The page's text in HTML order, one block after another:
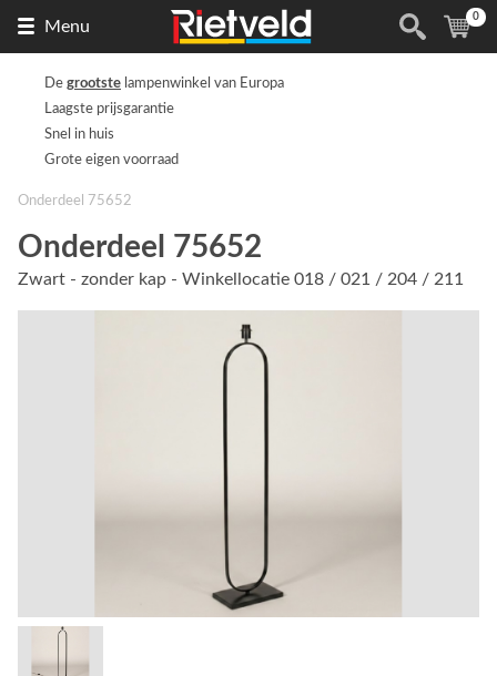
Menu
de
(
0
De grootste lampenwinkel van Europa
Laagste prijsgarantie
Snel in huis
Grote eigen voorraad
Onderdeel 75652
Onderdeel 75652
Zwart - zonder kap - Winkellocatie 018 / 021 / 204 / 211